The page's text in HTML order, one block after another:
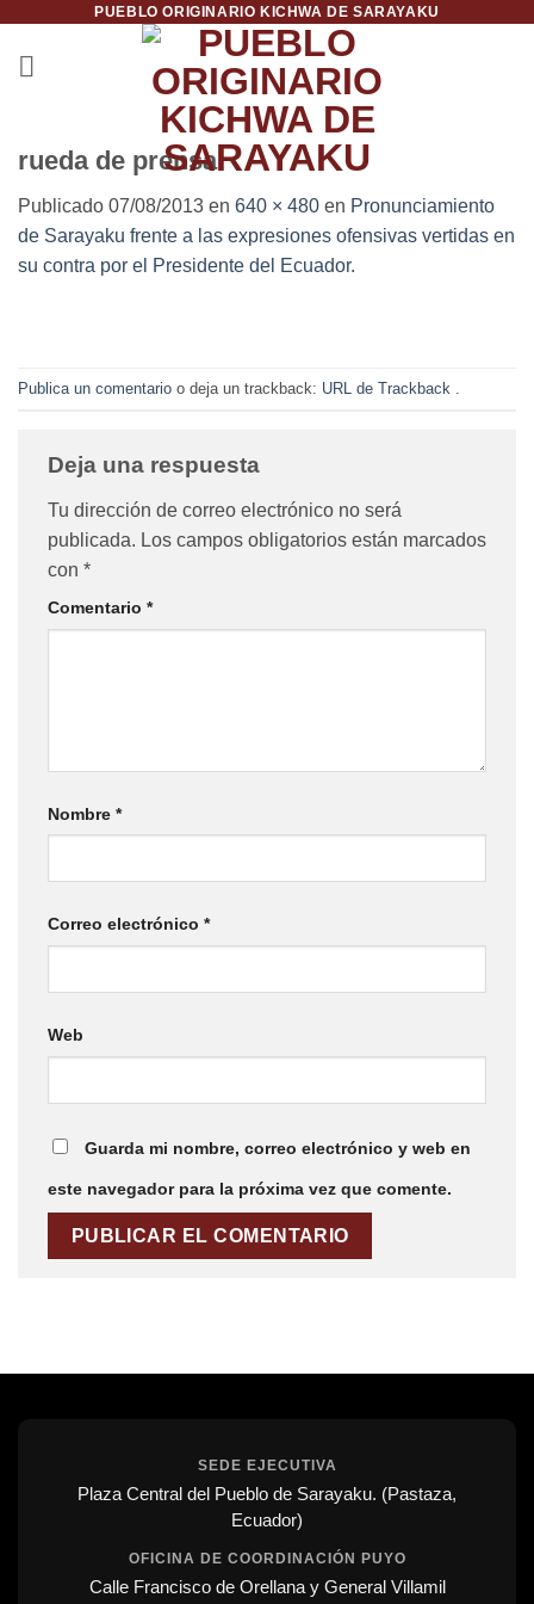
contenido
PUEBLO ORIGINARIO KICHWA DE SARAYAKU
rueda de prensa
Publicado 07/08/2013 en 640 × 480 en Pronunciamiento
de Sarayaku frente a las expresiones ofensivas vertidas en
su contra por el Presidente del Ecuador.
Publica un comentario o deja un trackback: URL de Trackback
Deja una respuesta
Tu dirección de correo electrónico no será
publicada. Los campos obligatorios están marcados
con *
Comentario *
Nombre *
Correo electrónico *
Web
Guarda mi nombre, correo electrónico y web en
este navegador para la próxima vez que comente.
SEDE EJECUTIVA
Plaza Central del Pueblo de Sarayaku. (Pastaza,
Ecuador)
OFICINA DE COORDINACIÓN PUYO
Calle Francisco de Orellana y General Villamil